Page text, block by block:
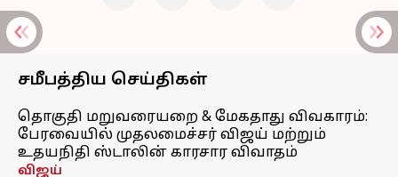
சமீபத்திய செய்திகள்
தொகுதி மறுவரையறை & மேகதாது விவகாரம்:
பேரவையில் முதலமைச்சர் விஜய் மற்றும்
உதயநிதி ஸ்டாலின் காரசார விவாதம்
விஜய்